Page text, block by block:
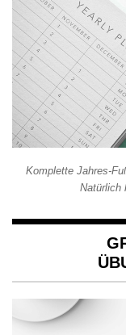
Komplette Jahres-
Natürlich